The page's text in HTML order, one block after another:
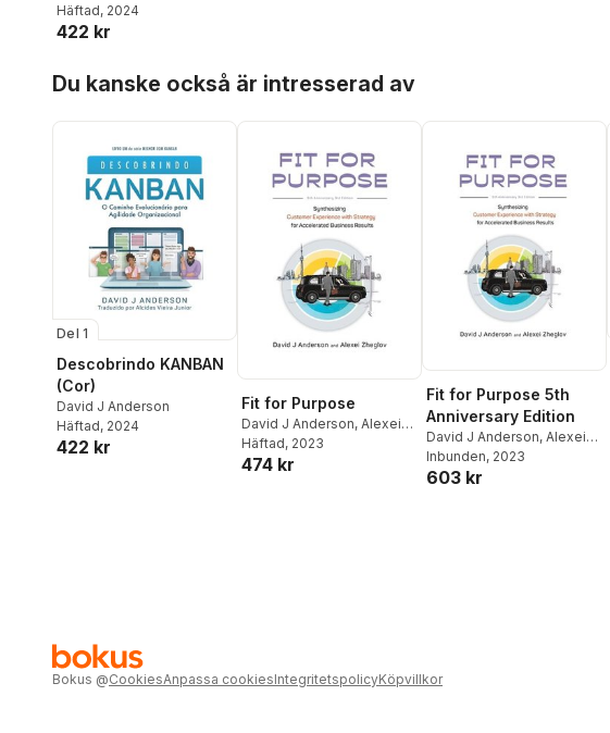
Häftad, 2024
422 kr
Du kanske också är intresserad av
Del 1
Descobrindo KANBAN
(Cor)
David J Anderson
Häftad, 2024
422 kr
Fit for Purpose
David J Anderson, Alexei
Zheglov
Häftad, 2023
474 kr
Fit for Purpose 5th
Anniversary Edition
David J Anderson, Alexei
Zheglov
Inbunden, 2023
603 kr
Bokus @CookiesAnpassa cookiesIntegritetspolicyKöpvillkor